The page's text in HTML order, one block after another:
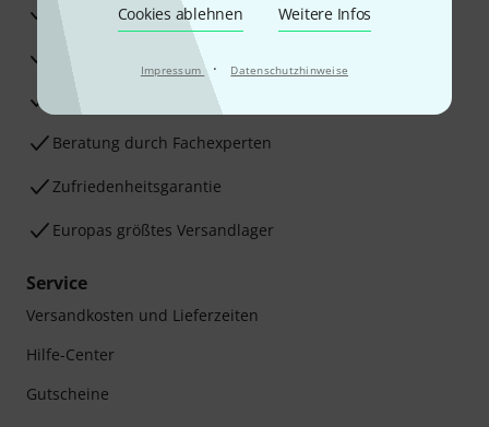
Cookies ablehnen Weitere Infos
Impressum · Datenschutzhinweise
3 Jahre Thomann Garantie
30 Tage Money-Back-Garantie
Beratung durch Fachexperten
Zufriedenheitsgarantie
Europas größtes Versandlager
Service
Versandkosten und Lieferzeiten
Hilfe-Center
Gutscheine